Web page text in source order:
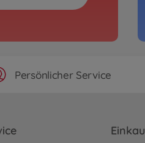
Persönlicher Service